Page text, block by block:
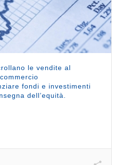
le vendite al
fondi e investimenti
dell’equità.